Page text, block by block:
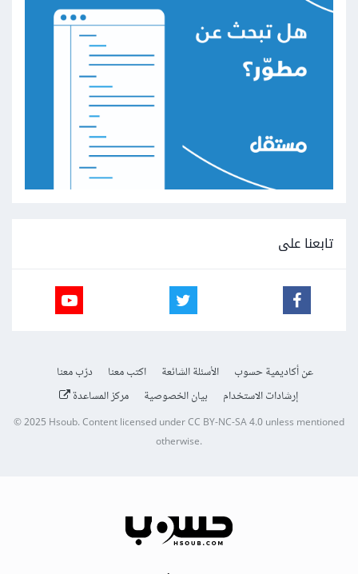
تابعنا على
عن أكاديمية حسوب الأسئلة الشائعة اكتب معنا
درّب معنا
إرشادات الاستخدام
بيان الخصوصية مركز المساعدة
© 2025Hsoub.Content licensed underCC BY-NC-SA 4.0unless mentioned
otherwise.